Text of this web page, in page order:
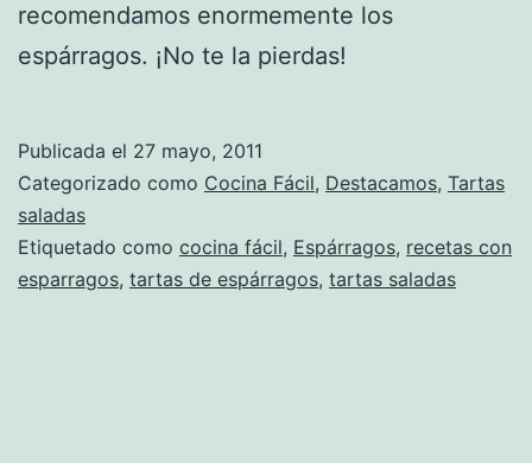
recomendamos enormemente los
espárragos. ¡No te la pierdas!
Publicada el 27 mayo, 2011
Categorizado como Cocina Fácil, Destacamos, Tartas
saladas
Etiquetado como cocina fácil, Espárragos, recetas con
esparragos, tartas de espárragos, tartas saladas